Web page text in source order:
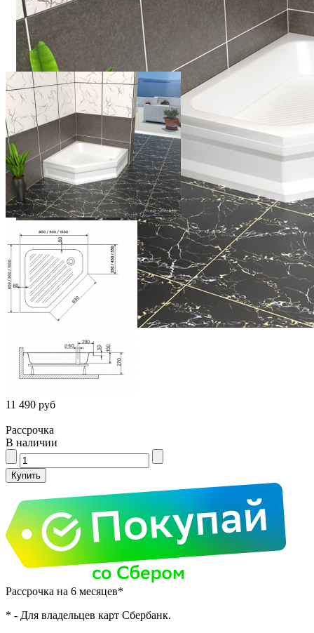
11 490 руб
Рассрочка
В наличии
Рассрочка на 6 месяцев*
* - Для владельцев карт Сбербанк.